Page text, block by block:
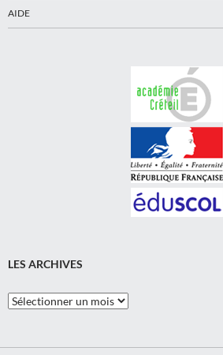
AIDE
LES ARCHIVES
Les
Archives